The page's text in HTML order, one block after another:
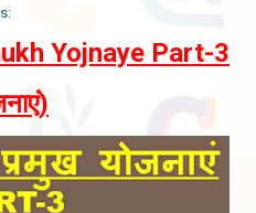
Yojnaye Part-3